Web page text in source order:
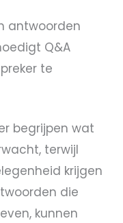
antwoorden
Q&A
te
begrijpen wat
terwijl
krijgen
die
kunnen